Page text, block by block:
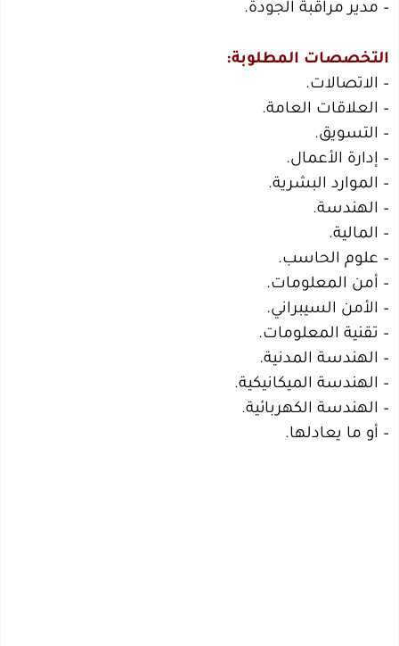
– مدير مراقبة الجودة.
التخصصات المطلوبة:
– الاتصالات.
– العلاقات العامة.
– التسويق.
– إدارة الأعمال.
– الموارد البشرية.
– الهندسة.
– المالية.
– علوم الحاسب.
– أمن المعلومات.
– الأمن السيبراني.
– تقنية المعلومات.
– الهندسة المدنية.
– الهندسة الميكانيكية.
– الهندسة الكهربائية.
– أو ما يعادلها.